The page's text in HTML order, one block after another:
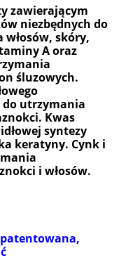
zawierającym
niezbędnych do
włosów, skóry,
A oraz
śluzowych.
utrzymania
Kwas
syntezy
keratyny. Cynk i
i włosów.